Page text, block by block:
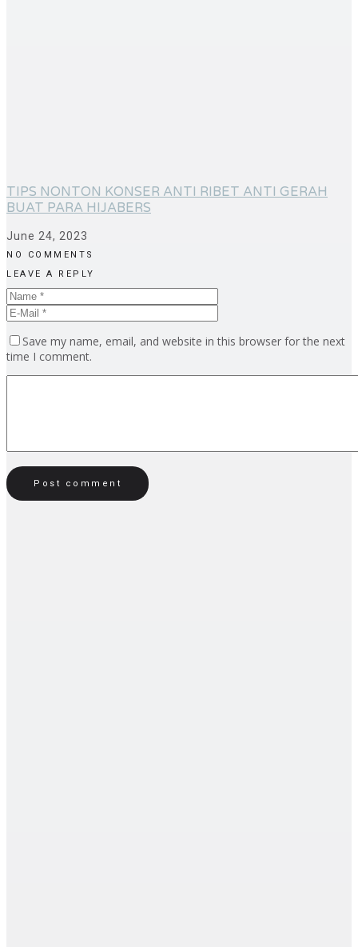
TIPS NONTON KONSER ANTI RIBET ANTI GERAH
BUAT PARA HIJABERS
June 24, 2023
NO COMMENTS
LEAVE A REPLY
Save my name, email, and website in this browser for the next
time I comment.